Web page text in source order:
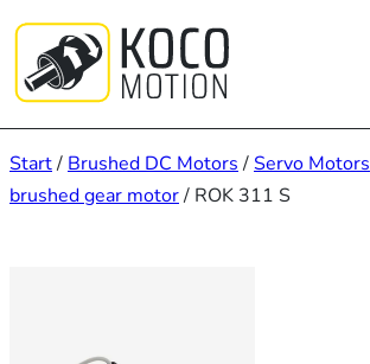
Inhalt
springen
Start/ Brushed DC Motors /Servo Motors
brushed gear motor/ ROK 311 S